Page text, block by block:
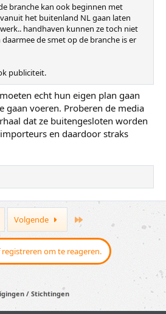
branche kan ook beginnen met
het buitenland NL gaan laten
handhaven kunnen ze toch niet
de smet op de branche is er
publiciteit.
echt hun eigen plan gaan
gaan voeren. Proberen de media
dat ze buitengesloten worden
en daardoor straks
Volgende
om te reageren.
/ Stichtingen